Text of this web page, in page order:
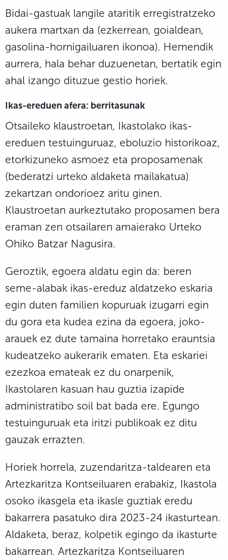
Bidai-gastuak langile ataritik erregistratzeko
aukera martxan da (ezkerrean, goialdean,
gasolina-hornigailuaren ikonoa). Hemendik
aurrera, hala behar duzuenetan, bertatik egin
ahal izango dituzue gestio horiek.
Ikas-ereduen afera: berritasunak
Otsaileko klaustroetan, Ikastolako ikas-
ereduen testuinguruaz, eboluzio historikoaz,
etorkizuneko asmoez eta proposamenak
(bederatzi urteko aldaketa mailakatua)
zekartzan ondorioez aritu ginen.
Klaustroetan aurkeztutako proposamen bera
eraman zen otsailaren amaierako Urteko
Ohiko Batzar Nagusira.
Geroztik, egoera aldatu egin da: beren
seme-alabak ikas-ereduz aldatzeko eskaria
egin duten familien kopuruak izugarri egin
du gora eta kudea ezina da egoera, joko-
arauek ez dute tamaina horretako erauntsia
kudeatzeko aukerarik ematen. Eta eskariei
ezezkoa emateak ez du onarpenik,
Ikastolaren kasuan hau guztia izapide
administratibo soil bat bada ere. Egungo
testuinguruak eta iritzi publikoak ez ditu
gauzak errazten.
Horiek horrela, zuzendaritza-taldearen eta
Artezkaritza Kontseiluaren erabakiz, Ikastola
osoko ikasgela eta ikasle guztiak eredu
bakarrera pasatuko dira 2023-24 ikasturtean.
Aldaketa, beraz, kolpetik egingo da ikasturte
bakarrean. Artezkaritza Kontseiluaren